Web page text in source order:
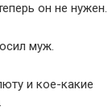
он не нужен.
муж.
и кое-какие